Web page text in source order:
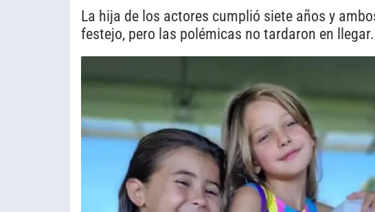
La hija de los actores cumplió siete años y
festejo, pero las polémicas no tardaron en llegar.